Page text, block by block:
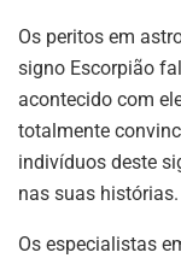
Os peritos em
signo Escorpião
acontecido com
totalmente
indivíduos deste
nas suas histórias.
Os especialistas